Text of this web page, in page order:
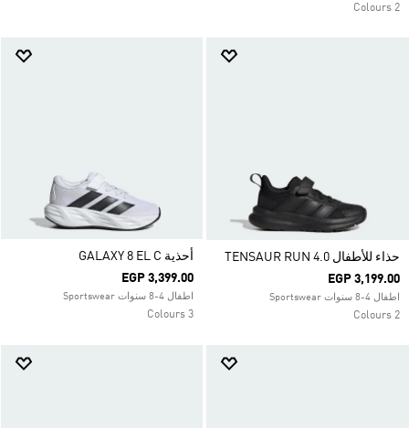
2 Colours
حذاء للأطفال TENSAUR RUN 4.0
EGP 3,199.00
اطفال 4-8 سنوات Sportswear
2 Colours
أحذية GALAXY 8 EL C
EGP 3,399.00
اطفال 4-8 سنوات Sportswear
3 Colours